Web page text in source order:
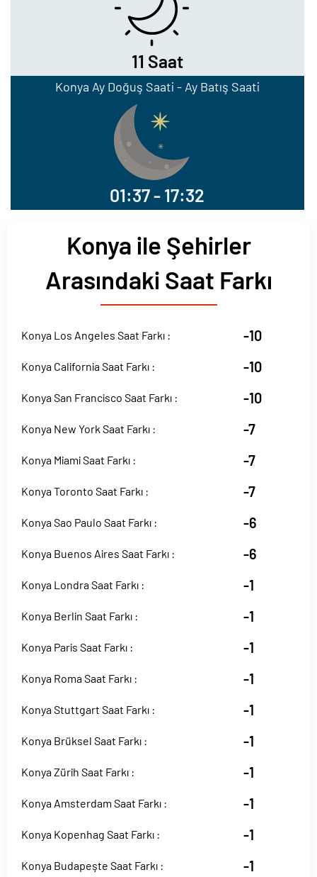
11 Saat
Konya Ay Doğuş Saati - Ay Batış Saati
01:37 - 17:32
Konya ile Şehirler
Arasındaki Saat Farkı
Konya Los Angeles Saat Farkı : -10
Konya California Saat Farkı : -10
Konya San Francisco Saat Farkı : -10
Konya New York Saat Farkı : -7
Konya Miami Saat Farkı : -7
Konya Toronto Saat Farkı : -7
Konya Sao Paulo Saat Farkı : -6
Konya Buenos Aires Saat Farkı : -6
Konya Londra Saat Farkı : -1
Konya Berlin Saat Farkı : -1
Konya Paris Saat Farkı : -1
Konya Roma Saat Farkı : -1
Konya Stuttgart Saat Farkı : -1
Konya Brüksel Saat Farkı : -1
Konya Zürih Saat Farkı : -1
Konya Amsterdam Saat Farkı : -1
Konya Kopenhag Saat Farkı : -1
Konya Budapeşte Saat Farkı : -1